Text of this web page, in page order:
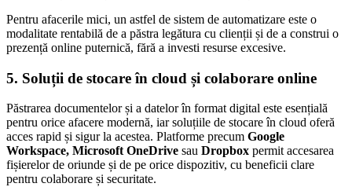
Pentru afacerile mici, un astfel de sistem de automatizare este o
modalitate rentabilă de a păstra legătura cu clienții și de a construi o
prezență online puternică, fără a investi resurse excesive.
5. Soluții de stocare în cloud și colaborare online
Păstrarea documentelor și a datelor în format digital este esențială
pentru orice afacere modernă, iar soluțiile de stocare în cloud oferă
acces rapid și sigur la acestea. Platforme precum Google
Workspace, Microsoft OneDrive sau Dropbox permit accesarea
fișierelor de oriunde și de pe orice dispozitiv, cu beneficii clare
pentru colaborare și securitate.